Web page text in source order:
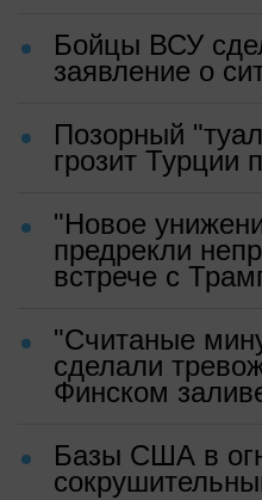
Бойцы ВСУ
заявление о
Позорный
грозит Турции
"Новое
предрекли
встрече с
"Считаные
сделали
Финском
Базы США в